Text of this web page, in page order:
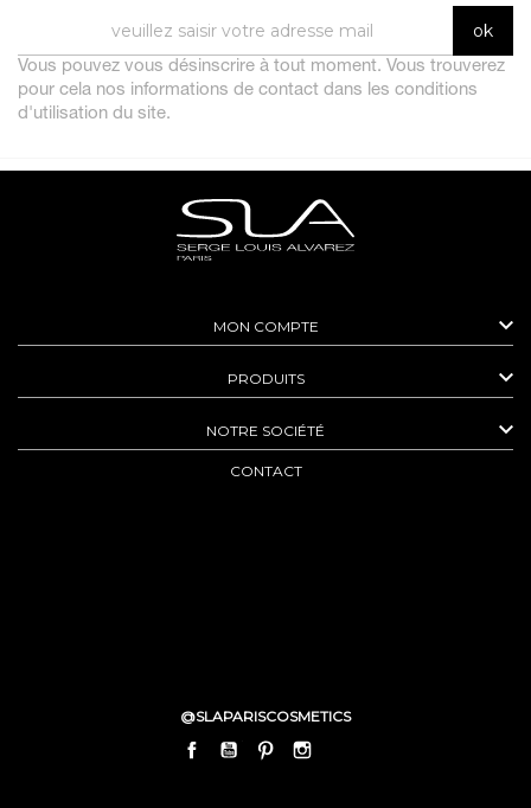
Vous pouvez vous désinscrire à tout moment. Vous trouverez
pour cela nos informations de contact dans les conditions
d'utilisation du site.
MON COMPTE 
PRODUITS 
NOTRE SOCIÉTÉ 
CONTACT
@SLAPARISCOSMETICS
FACEBOOKYOUTUBEPINTEREST